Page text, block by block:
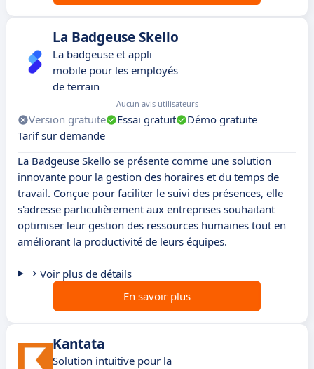
La Badgeuse Skello
La badgeuse et appli
mobile pour les employés
de terrain
Aucun avis utilisateurs
Version gratuite Essai gratuit
Démo gratuite
Tarif sur demande
La Badgeuse Skello se présente comme une solution
innovante pour la gestion des horaires et du temps de
travail. Conçue pour faciliter le suivi des présences, elle
s'adresse particulièrement aux entreprises souhaitant
optimiser leur gestion des ressources humaines tout en
améliorant la productivité de leurs équipes.
Voir plus de détails
En savoir plus
Kantata
Solution intuitive pour la